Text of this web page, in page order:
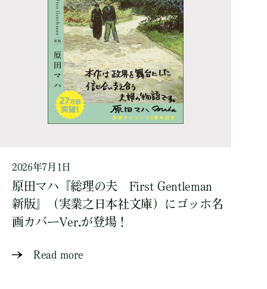
2026年7月1日
原田マハ『総理の夫 First Gentleman
新版』（実業之日本社文庫）にゴッホ名
画カバーVer.が登場！
Read more